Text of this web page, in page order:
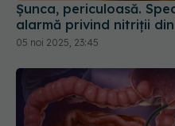
Șunca, periculoasă.
alarmă privind nitriții
05 noi 2025, 23:45